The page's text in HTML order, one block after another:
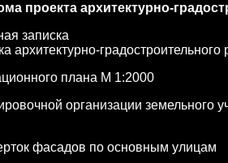
проекта архитектурно-
записка
архитектурно-
плана М 1:2000
организации земельного
фасадов по основным улицам